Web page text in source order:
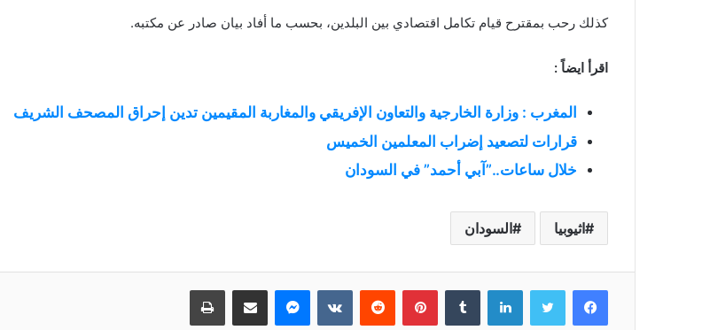
كذلك رحب بمقترح قيام تكامل اقتصادي بين البلدين، بحسب ما أفاد بيان صادر عن مكتبه.
اقرأ ايضاً :
المغرب : وزارة الخارجية والتعاون الإفريقي والمغاربة المقيمين تدين إحراق المصحف الشريف
قرارات لتصعيد إضراب المعلمين الخميس
خلال ساعات..”آبي أحمد” في السودان
اثيوبيا السودان
فيسبوك تويتر لينكدإن بينتيريست ماسنجر مشاركة عبر البريد طباعة